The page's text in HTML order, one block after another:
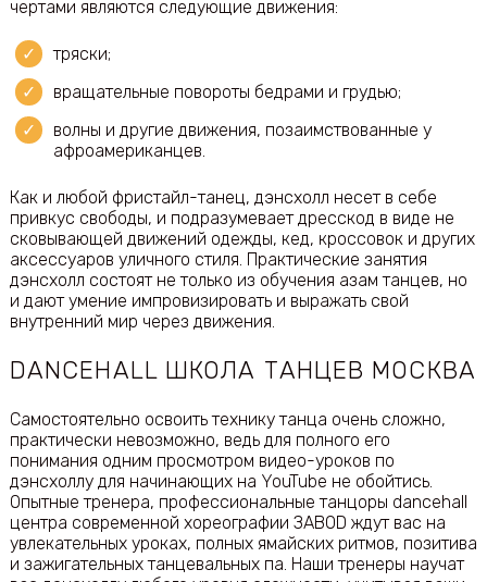
чертами являются следующие движения:
тряски;
вращательные повороты бедрами и грудью;
волны и другие движения, позаимствованные у
афроамериканцев.
Как и любой фристайл-танец, дэнсхолл несет в себе
привкус свободы, и подразумевает дресскод в виде не
сковывающей движений одежды, кед, кроссовок и других
аксессуаров уличного стиля. Практические занятия
дэнсхолл состоят не только из обучения азам танцев, но
и дают умение импровизировать и выражать свой
внутренний мир через движения.
DANCEHALL ШКОЛА ТАНЦЕВ МОСКВА
Самостоятельно освоить технику танца очень сложно,
практически невозможно, ведь для полного его
понимания одним просмотром видео-уроков по
дэнсхоллу для начинающих на YouTube не обойтись.
Опытные тренера, профессиональные танцоры dancehall
центра современной хореографии ЗАВОD ждут вас на
увлекательных уроках, полных ямайских ритмов, позитива
и зажигательных танцевальных па. Наши тренеры научат